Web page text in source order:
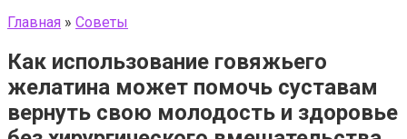
Главная » Советы
Как использование говяжьего
желатина может помочь суставам
вернуть свою молодость и здоровье